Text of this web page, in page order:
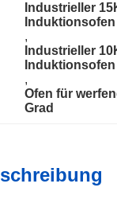
Industrieller
Induktionsofen
,
Industrieller
Induktionsofen
,
Ofen für
Grad